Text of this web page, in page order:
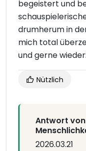
begeistert und
drumherum in
mich total
und gerne
Nützlich
Antwort
2026.03.21